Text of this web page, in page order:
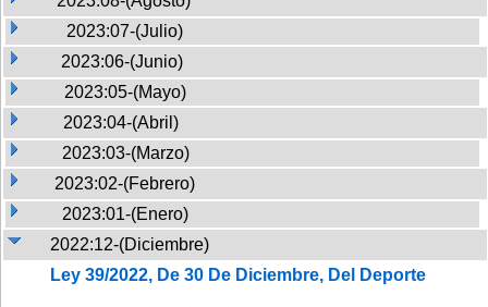
2023:07-(Julio)
2023:06-(Junio)
2023:05-(Mayo)
2023:04-(Abril)
2023:03-(Marzo)
2023:02-(Febrero)
2023:01-(Enero)
2022:12-(Diciembre)
Ley 39/2022, De 30 De Diciembre, Del Deporte